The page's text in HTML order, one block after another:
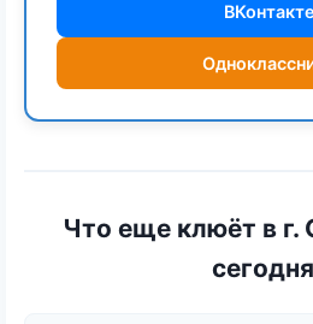
ВКонтакте
Что еще клюёт в г.